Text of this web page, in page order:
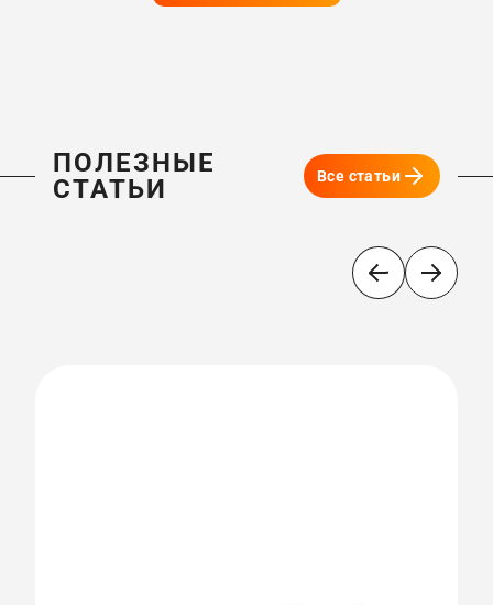
ПОЛЕЗНЫЕ
СТАТЬИ
Все статьи